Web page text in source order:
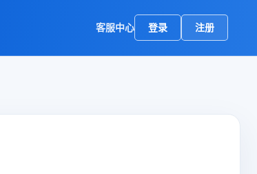
客服中心 登录 注册